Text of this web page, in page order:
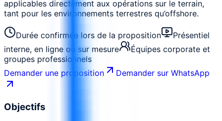
applicables directement aux opérations sur le terrain,
tant pour les environnements terrestres qu’offshore.
Durée confirmée lors de la proposition
Présentiel
interne, en ligne ou sur mesure
Équipes corporate et
groupes professionnels
Demander une proposition
Demander sur WhatsApp
Objectifs